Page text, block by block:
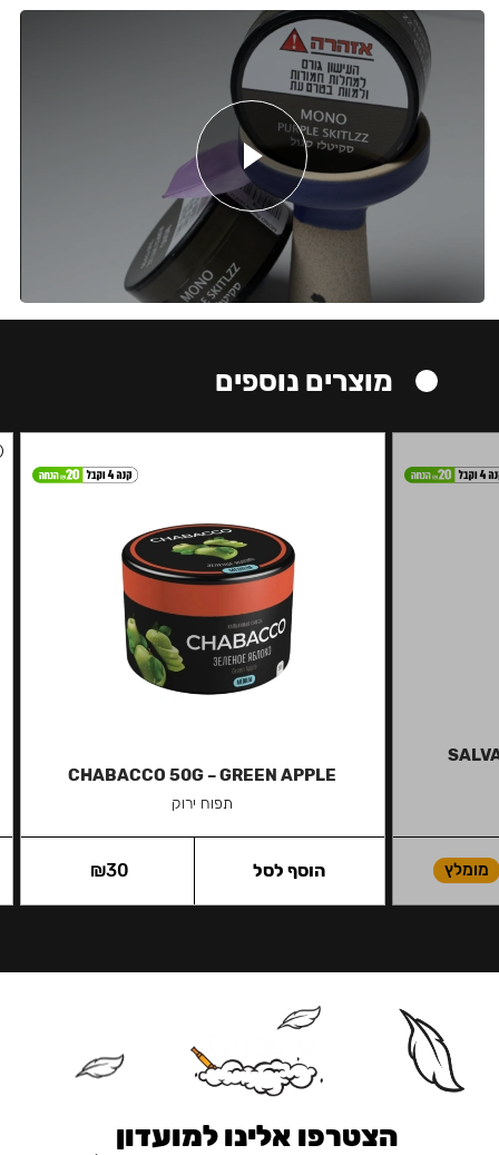
מוצרים נוספים
מומלץ
CHABACCO 50G – GREEN APPLE
תפוח ירוק
₪30 הוסף לסל
הצטרפו אלינו למועדון